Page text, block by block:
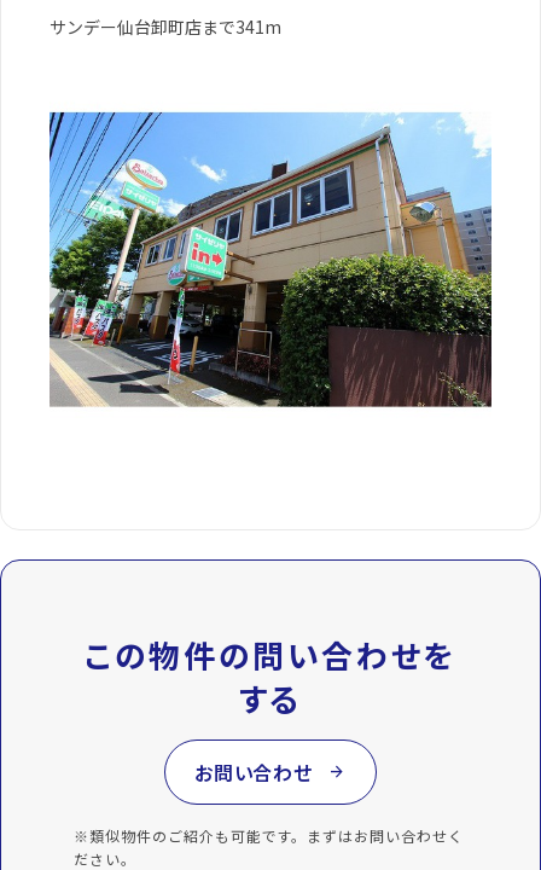
サンデー仙台卸町店まで341m
この物件の問い合わせを
する
お問い合わせ arrow_forward
※類似物件のご紹介も可能です。まずはお問い合わせく
ださい。